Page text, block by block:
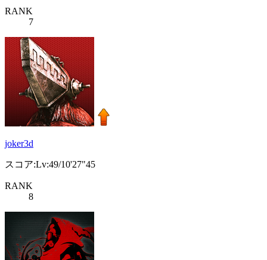
RANK
7
joker3d
スコア:Lv:49/10'27"45
RANK
8